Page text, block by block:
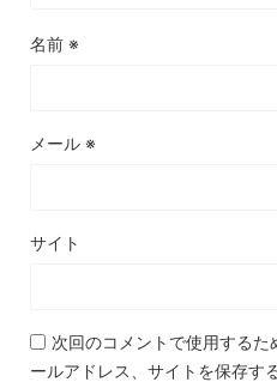
名前 ※
メール ※
サイト
次回のコメントで使用する
ールアドレス、サイトを保存する